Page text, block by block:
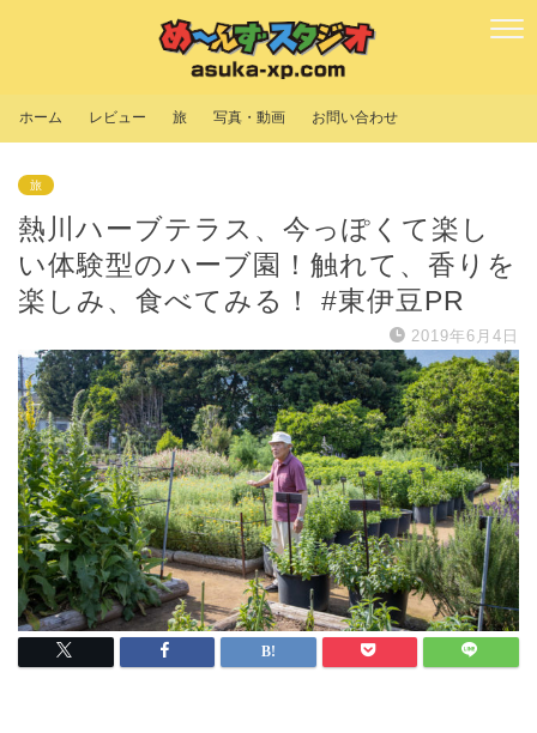
ホーム レビュー 旅 写真・動画 お問い合わせ
旅
熱川ハーブテラス、今っぽくて楽し
い体験型のハーブ園！触れて、香りを
楽しみ、食べてみる！ #東伊豆PR
2019年6月4日